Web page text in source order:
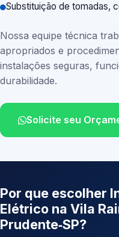
Substituição de tomadas,
Nossa equipe técnica
apropriados e
instalações seguras,
durabilidade.
Solicite seu
Por que escolher
Elétrico na Vila
Prudente‑SP?